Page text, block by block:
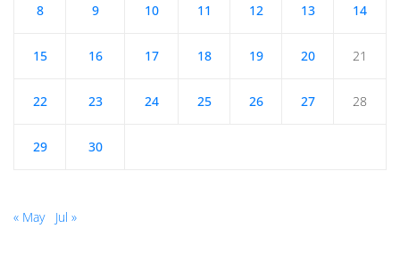
8 9 10 11 12 13 14
15 16 17 18 19 20 21
22 23 24 25 26 27 28
29 30
« May Jul »